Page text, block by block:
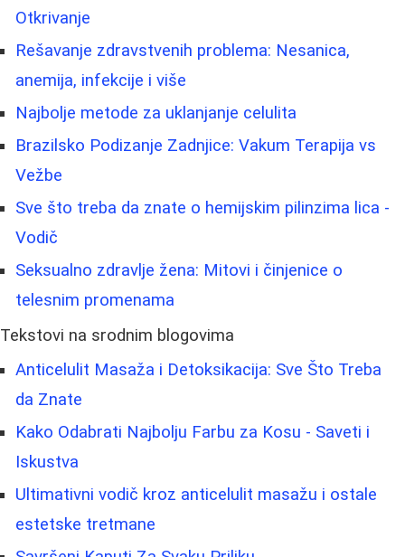
Otkrivanje
Rešavanje zdravstvenih problema: Nesanica,
anemija, infekcije i više
Najbolje metode za uklanjanje celulita
Brazilsko Podizanje Zadnjice: Vakum Terapija vs
Vežbe
Sve što treba da znate o hemijskim pilinzima lica -
Vodič
Seksualno zdravlje žena: Mitovi i činjenice o
telesnim promenama
Tekstovi na srodnim blogovima
Anticelulit Masaža i Detoksikacija: Sve Što Treba
da Znate
Kako Odabrati Najbolju Farbu za Kosu - Saveti i
Iskustva
Ultimativni vodič kroz anticelulit masažu i ostale
estetske tretmane